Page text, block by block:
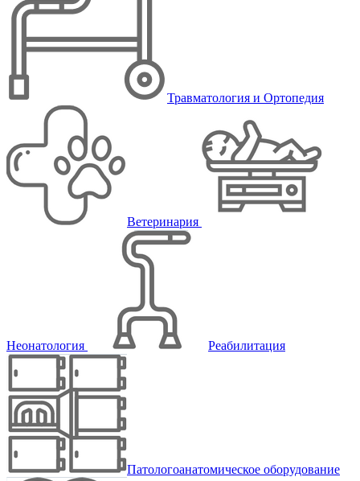
Травматология и Ортопедия
Ветеринария
Неонатология Реабилитация
Патологоанатомическое оборудование